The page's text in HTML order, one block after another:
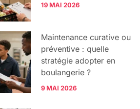
19 MAI 2026
Maintenance curative ou
préventive : quelle
stratégie adopter en
boulangerie ?
9 MAI 2026